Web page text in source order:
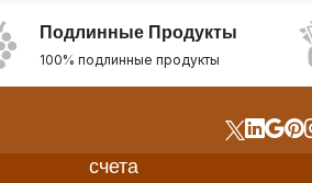
Подлинные Продукты
100% подлинные продукты
счета